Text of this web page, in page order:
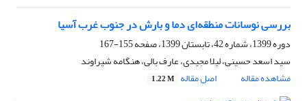
بررسی نوسانات منطقه‌ای دما و بارش در جنوب غرب آسیا
دوره 1399، شماره 42، تابستان 1399، صفحه
155-167
سید اسعد حسینی، لیلا مجیدی، عارف بالی، هنگامه شیراوند
مشاهده مقاله
اصل مقاله 1.22 M